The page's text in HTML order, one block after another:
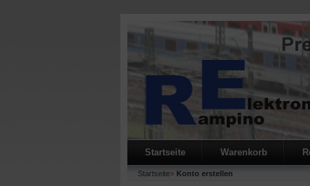
Startseite Warenkorb
Startseite» Konto erstellen